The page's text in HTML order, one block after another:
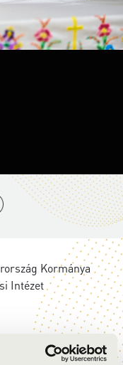
Kormánya
Intézet